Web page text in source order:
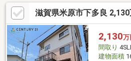
滋賀県米原市下多良
2,130万
間取り
建物面積